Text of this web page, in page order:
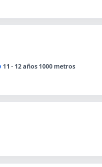
11 - 12 años 1000 metros